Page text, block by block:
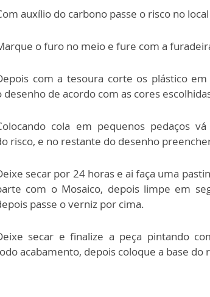
auxílio do carbono passe o risco no
o furo no meio e fure com a
com a tesoura corte os plástico
desenho de acordo com as cores
cola em pequenos pedaços
risco, e no restante do desenho
secar por 24 horas e ai faça uma
com o Mosaico, depois limpe em
passe o verniz por cima.
secar e finalize a peça pintando
acabamento, depois coloque a base do